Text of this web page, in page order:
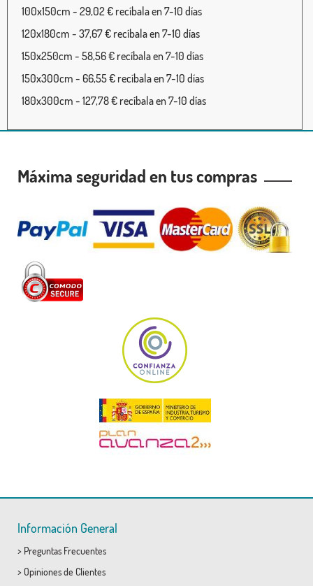
100x150cm - 29,02 € recíbala en 7-10 días
120x180cm - 37,67 € recíbala en 7-10 días
150x250cm - 58,56 € recíbala en 7-10 días
150x300cm - 66,55 € recíbala en 7-10 días
180x300cm - 127,78 € recíbala en 7-10 días
Máxima seguridad en tus compras
Información General
> Preguntas Frecuentes
> Opiniones de Clientes